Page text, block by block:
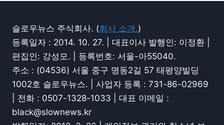
슬로우뉴스 주식회사. (회사 소개.)
등록일자 : 2014. 10. 27. | 대표이사 발행인: 이정환 |
편집인: 강성모. | 등록번호: 서울-아55040.
주소 : (04536) 서울 중구 명동2길 57 태평양빌딩
1002호 슬로우뉴스. | 사업자 등록 : 731-86-02969
| 전화 : 0507-1328-1033 | 대표 이메일 :
black@slownews.kr